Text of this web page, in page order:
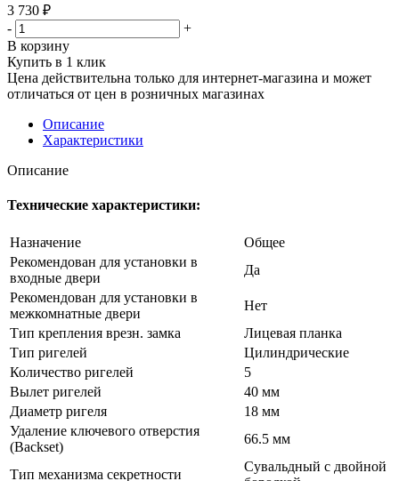
3 730 ₽
-
+
В корзину
Купить в 1 клик
Цена действительна только для интернет-магазина и может
отличаться от цен в розничных магазинах
Описание
Характеристики
Описание
Технические характеристики:
Назначение
Общее
Рекомендован для установки в
входные двери
Да
Рекомендован для установки в
межкомнатные двери
Нет
Тип крепления врезн. замка
Лицевая планка
Тип ригелей
Цилиндрические
Количество ригелей
5
Вылет ригелей
40 мм
Диаметр ригеля
18 мм
Удаление ключевого отверстия
(Backset)
66.5 мм
Тип механизма секретности
Сувальдный с двойной